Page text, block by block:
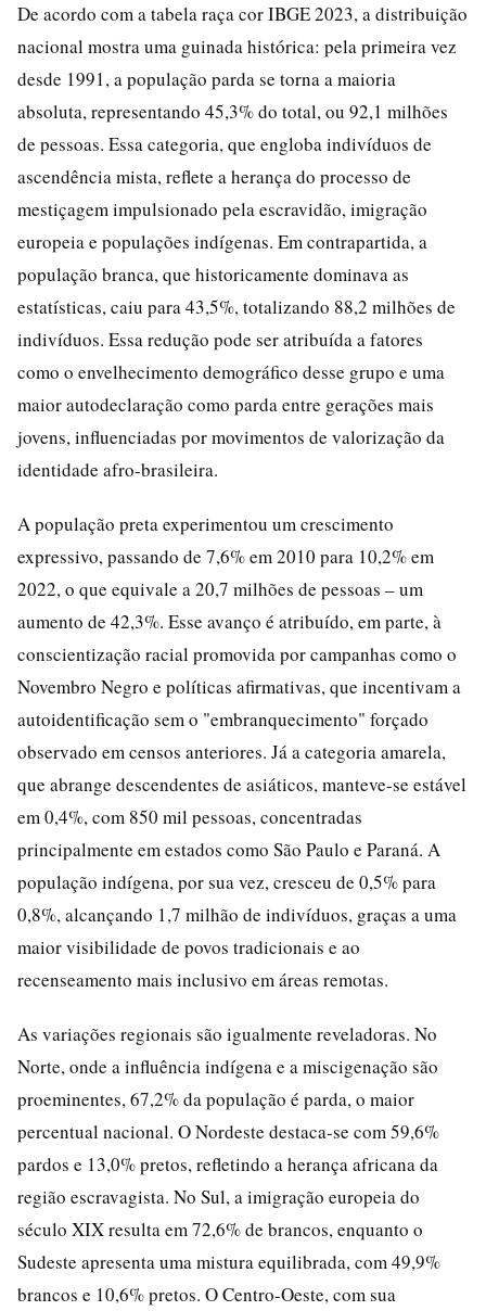
De acordo com a tabela raça cor IBGE 2023, a distribuição
nacional mostra uma guinada histórica: pela primeira vez
desde 1991, a população parda se torna a maioria
absoluta, representando 45,3% do total, ou 92,1 milhões
de pessoas. Essa categoria, que engloba indivíduos de
ascendência mista, reflete a herança do processo de
mestiçagem impulsionado pela escravidão, imigração
europeia e populações indígenas. Em contrapartida, a
população branca, que historicamente dominava as
estatísticas, caiu para 43,5%, totalizando 88,2 milhões de
indivíduos. Essa redução pode ser atribuída a fatores
como o envelhecimento demográfico desse grupo e uma
maior autodeclaração como parda entre gerações mais
jovens, influenciadas por movimentos de valorização da
identidade afro-brasileira.
A população preta experimentou um crescimento
expressivo, passando de 7,6% em 2010 para 10,2% em
2022, o que equivale a 20,7 milhões de pessoas – um
aumento de 42,3%. Esse avanço é atribuído, em parte, à
conscientização racial promovida por campanhas como o
Novembro Negro e políticas afirmativas, que incentivam a
autoidentificação sem o "embranquecimento" forçado
observado em censos anteriores. Já a categoria amarela,
que abrange descendentes de asiáticos, manteve-se estável
em 0,4%, com 850 mil pessoas, concentradas
principalmente em estados como São Paulo e Paraná. A
população indígena, por sua vez, cresceu de 0,5% para
0,8%, alcançando 1,7 milhão de indivíduos, graças a uma
maior visibilidade de povos tradicionais e ao
recenseamento mais inclusivo em áreas remotas.
As variações regionais são igualmente reveladoras. No
Norte, onde a influência indígena e a miscigenação são
proeminentes, 67,2% da população é parda, o maior
percentual nacional. O Nordeste destaca-se com 59,6%
pardos e 13,0% pretos, refletindo a herança africana da
região escravagista. No Sul, a imigração europeia do
século XIX resulta em 72,6% de brancos, enquanto o
Sudeste apresenta uma mistura equilibrada, com 49,9%
brancos e 10,6% pretos. O Centro-Oeste, com sua